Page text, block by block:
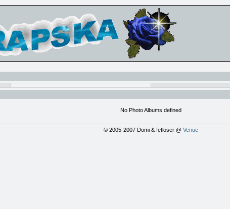
No Photo Albums defined
© 2005-2007 Domi & fetloser @ Venue